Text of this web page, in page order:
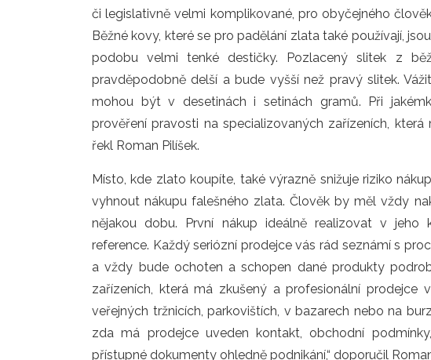
či legislativně velmi komplikované, pro obyčejného
Běžné kovy, které se pro padělání zlata také používají,
podobu velmi tenké destičky. Pozlacený slitek z
pravděpodobně delší a bude vyšší než pravý slitek.
mohou být v desetinách i setinách gramů. Při
prověření pravosti na specializovaných zařízeních, která
řekl Roman Pilíšek.
Místo, kde zlato koupíte, také výrazně snižuje riziko
vyhnout nákupu falešného zlata. Člověk by měl vždy
nějakou dobu. První nákup ideálně realizovat v jeho
reference. Každý seriózní prodejce vás rád seznámí s
a vždy bude ochoten a schopen dané produkty
zařízeních, která má zkušený a profesionální prodejce
veřejných tržnicích, parkovištích, v bazarech nebo na
zda má prodejce uveden kontakt, obchodní
přístupné dokumenty ohledně podnikání,“ doporučil